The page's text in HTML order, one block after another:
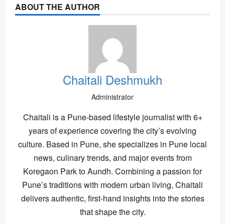
ABOUT THE AUTHOR
Chaitali Deshmukh
Administrator
Chaitali is a Pune-based lifestyle journalist with 6+
years of experience covering the city’s evolving
culture. Based in Pune, she specializes in Pune local
news, culinary trends, and major events from
Koregaon Park to Aundh. Combining a passion for
Pune’s traditions with modern urban living, Chaitali
delivers authentic, first-hand insights into the stories
that shape the city.